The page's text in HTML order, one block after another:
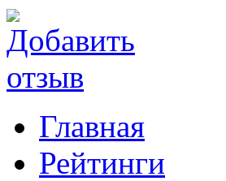
Главная
Рейтинги